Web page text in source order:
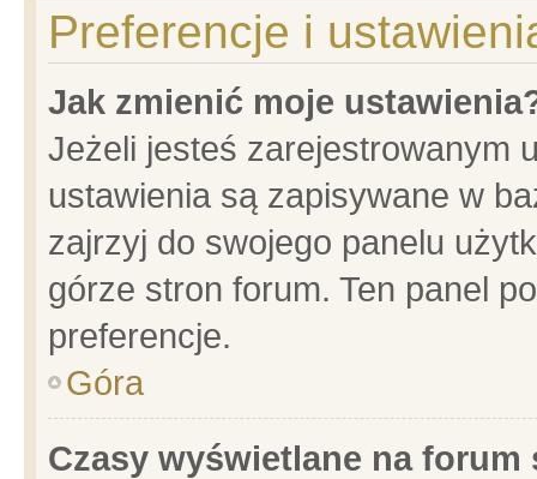
Preferencje i
Jak zmienić moje
Jeżeli jesteś zarejestrowanym
ustawienia są zapisywane w
zajrzyj do swojego panelu
górze stron forum. Ten panel
preferencje.
Góra
Czasy wyświetlane na forum